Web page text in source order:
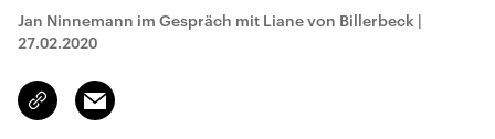
Jan Ninnemann im Gespräch mit Liane von Billerbeck |
27.02.2020
Link
kopieren/teilen
Email